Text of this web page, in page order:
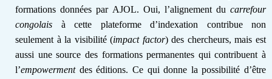
formations données par AJOL. Oui, l’alignement du carrefour
congolais à cette plateforme d’indexation contribue non
seulement à la visibilité (impact factor) des chercheurs, mais est
aussi une source des formations permanentes qui contribuent à
l’empowermentdes éditions. Ce qui donne la possibilité d’être